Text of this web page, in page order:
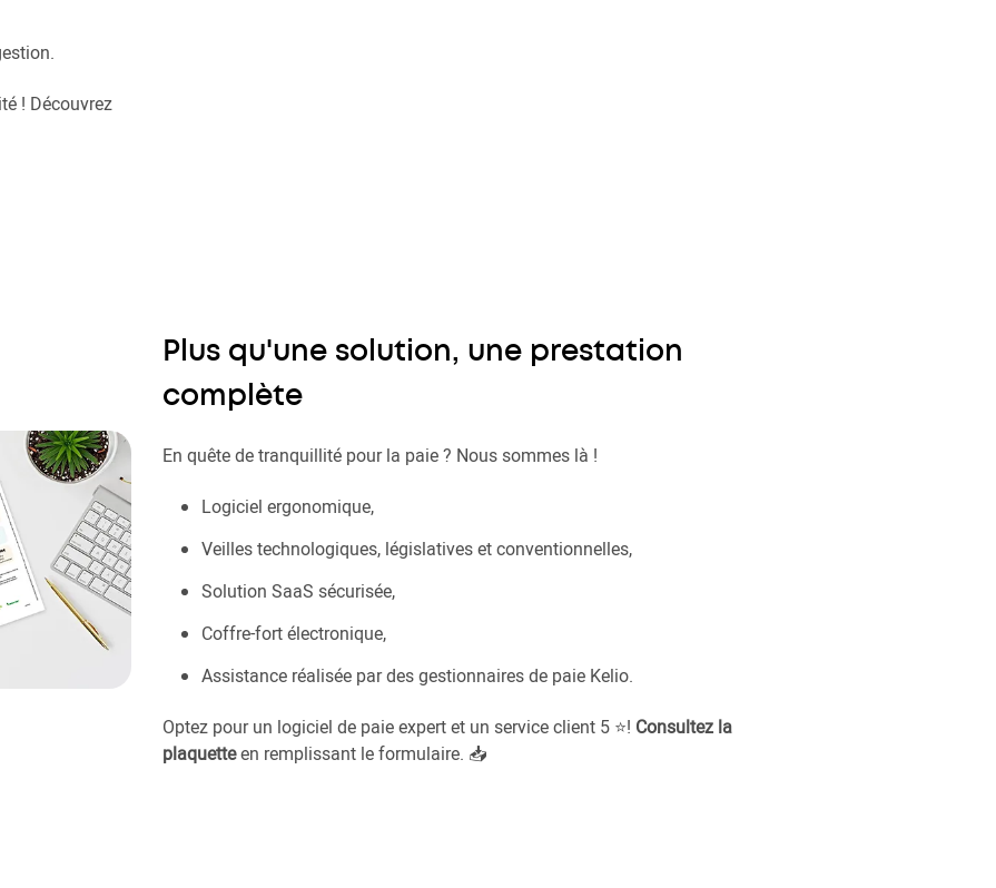
! Découvrez
Plus qu'une solution, une prestation
complète
En quête de tranquillité pour la paie ? Nous sommes là !
Logiciel ergonomique,
Veilles technologiques, législatives et conventionnelles,
Solution SaaS sécurisée,
Coffre-fort électronique,
Assistance réalisée par des gestionnaires de paie Kelio.
Optez pour un logiciel de paie expert et un service client 5 ⭐! Consultez la
plaquetteen remplissant le formulaire. 📥